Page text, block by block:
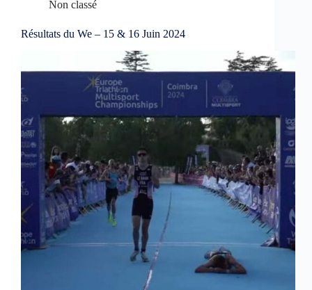
Non classé
Résultats du We – 15 & 16 Juin 2024